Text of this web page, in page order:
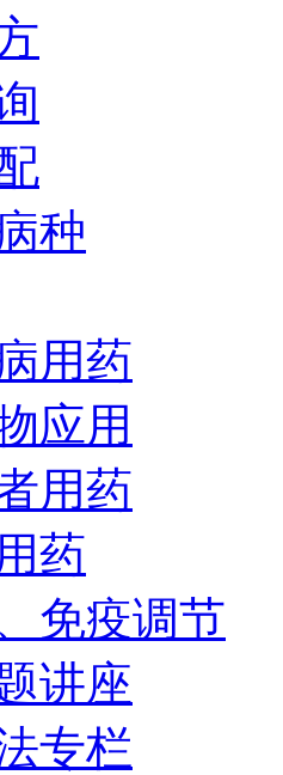
种
用药
应用
用药
药
免疫调节
讲座
专栏